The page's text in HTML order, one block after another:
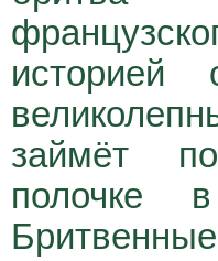
историей
займёт
полочке